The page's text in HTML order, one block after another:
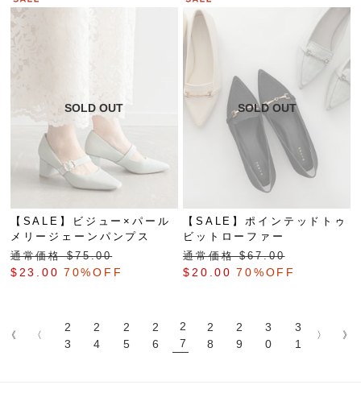
【SALE】ビジュー×パール
メリージェーンパンプス
通常価格 $‌75.00
$‌23.00 70%OFF
【SALE】ポインテッドトゥ
ビットローファー
通常価格 $‌67.00
$‌20.00 70%OFF
《 〈
2
3
2
4
2
5
2
6
2
7
2
8
2
9
3
0
3
1
〉 》